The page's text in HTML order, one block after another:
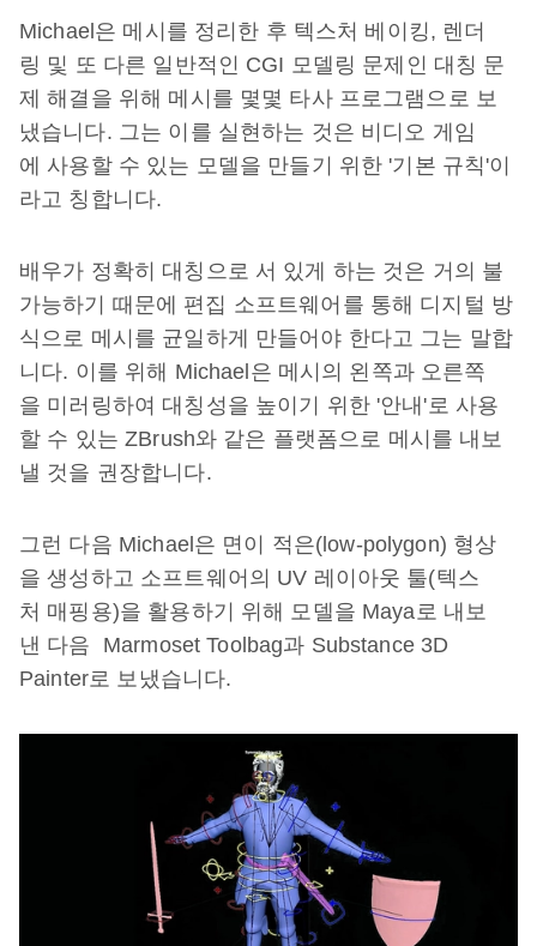
Michael은 메시를 정리한 후 텍스처 베이킹, 렌더
링 및 또 다른 일반적인 CGI 모델링 문제인 대칭 문
제 해결을 위해 메시를 몇몇 타사 프로그램으로 보
냈습니다. 그는 이를 실현하는 것은 비디오 게임
에 사용할 수 있는 모델을 만들기 위한 '기본 규칙'이
라고 칭합니다.
배우가 정확히 대칭으로 서 있게 하는 것은 거의 불
가능하기 때문에 편집 소프트웨어를 통해 디지털 방
식으로 메시를 균일하게 만들어야 한다고 그는 말합
니다. 이를 위해 Michael은 메시의 왼쪽과 오른쪽
을 미러링하여 대칭성을 높이기 위한 '안내'로 사용
할 수 있는 ZBrush와 같은 플랫폼으로 메시를 내보
낼 것을 권장합니다.
그런 다음 Michael은 면이 적은(low-polygon) 형상
을 생성하고 소프트웨어의 UV 레이아웃 툴(텍스
처 매핑용)을 활용하기 위해 모델을 Maya로 내보
낸 다음 Marmoset Toolbag과 Substance 3D
Painter로 보냈습니다.